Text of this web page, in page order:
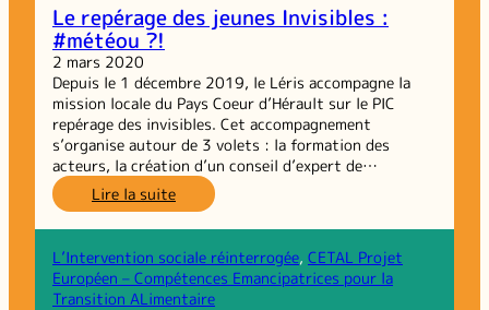
action
de
Solidarité
alimentaire
Le repérage des jeunes Invisibles :
#météou ?!
2 mars 2020
Depuis le 1 décembre 2019, le Léris accompagne la
mission locale du Pays Coeur d’Hérault sur le PIC
repérage des invisibles. Cet accompagnement
s’organise autour de 3 volets : la formation des
acteurs, la création d’un conseil d’expert de…
Lire la suite:
Le
repérage
des
jeunes
Invisibles :
L’Intervention sociale réinterrogée, CETAL Projet
Européen – Compétences Emancipatrices pour la
Transition ALimentaire